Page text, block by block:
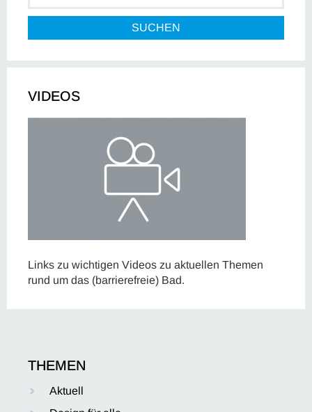
SUCHEN
VIDEOS
Links zu wichtigen Videos zu aktuellen Themen
rund um das (barrierefreie) Bad.
THEMEN
Aktuell